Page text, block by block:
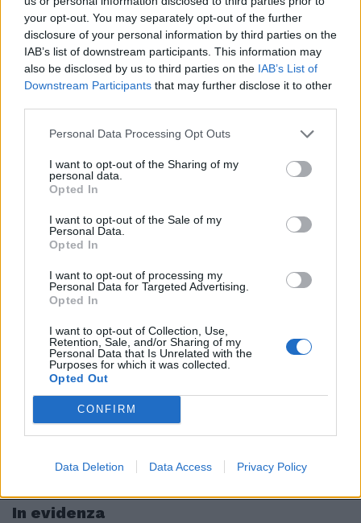
your opt-out. You may separately opt-out of the further
disclosure of your personal information by third parties on the
IAB’s list of downstream participants. This information may
also be disclosed by us to third parties on the IAB’s List of
Downstream Participants that may further disclose it to other
Personal Data Processing Opt Outs
I want to opt-out of the Sharing of my
personal data.
Opted In
I want to opt-out of the Sale of my
Personal Data.
Opted In
I want to opt-out of processing my
Personal Data for Targeted Advertising.
Opted In
I want to opt-out of Collection, Use,
Retention, Sale, and/or Sharing of my
Personal Data that Is Unrelated with the
Purposes for which it was collected.
Opted Out
CONFIRM
Data Deletion Data Access Privacy Policy
In evidenza